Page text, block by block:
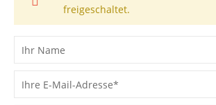
freigeschaltet.